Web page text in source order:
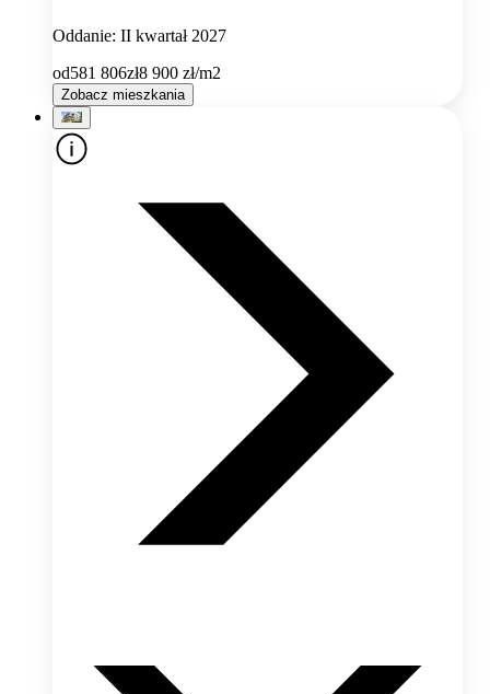
Oddanie: II kwartał 2027
od581 806zł8 900 zł/m2
Zobacz mieszkania